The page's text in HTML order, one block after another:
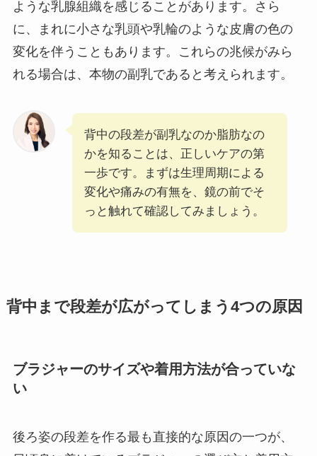
ような乳腺組織を感じることがあります。さら
に、まれに小さな乳頭や乳輪のような皮膚の色の
変化を伴うこともあります。これらの兆候がみら
れる場合は、本物の副乳であると考えられます。
背中の段差が副乳なのか脂肪なの
かを知ることは、正しいケアの第
一歩です。まずは生理周期による
変化や痛みの有無を、鏡の前でそ
っと触れて確認してみましょう。
背中まで段差が広がってしまう4つの原因
ブラジャーのサイズや着用方法が合っていな
い
後ろ姿の段差を作る最も直接的な原因の一つが、